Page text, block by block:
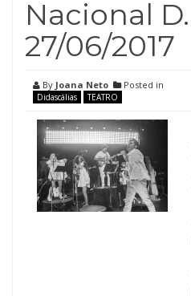
Nacional
27/06/2017
By Joana Neto Posted in
Didascálias TEATRO